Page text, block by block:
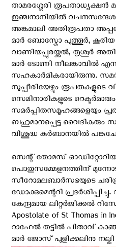
താമരശ്ശേരി രൂപതാധ്യക്ഷൻ
ഇഞ്ചനാനിയിൽ
അങ്കമാലി അതിരൂപതാ
മാർ ബോസ്കോ പുത്തൂർ, കൂരിയ
വാണിയപ്പുരയ്ക്കൽ, തൃശൂർ
മാർ ടോണി നീലങ്കാവിൽ
സഹകാർമികരായിരുന്നു.
സുപ്പീരിയേഴ്സും രൂപതകളുടെ
സെമിനാരികളുടെ
സമർപ്പിതസമൂഹങ്ങളെയും
ബഹുമാനപ്പെട്ട വൈദികരും
വിശുദ്ധ കുർബാനയിൽ
സെന്റ് തോമസ്
പൊതുസമ്മേളനത്തിന്
സീറോമലബാർസഭയുടെ
ഡോക്കുമെന്ററി
കേന്ദ്രമായ ലിറ്റർജിക്കൽ
Apostolate of St Thomas
റാഫേൽ തട്ടിൽ പിതാവ്
മാർ ജോസ് പുളിക്കലിനു നല്കി